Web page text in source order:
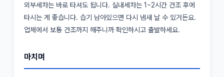
외부세차는 바로 타셔도 됩니다. 실내세차는 1~2시간 건조 후에
타시는 게 좋습니다. 습기 남아있으면 다시 냄새 날 수 있거든요.
업체에서 보통 건조까지 해주니까 확인하시고 출발하세요.
마치며